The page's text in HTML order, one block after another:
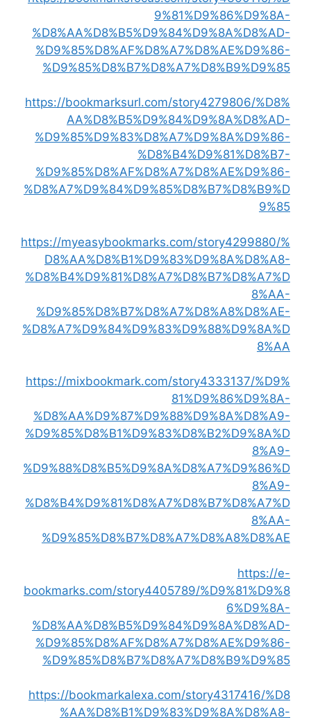
9%81%D9%86%D9%8A-
%D8%AA%D8%B5%D9%84%D9%8A%D8%AD-
%D9%85%D8%AF%D8%A7%D8%AE%D9%86-
%D9%85%D8%B7%D8%A7%D8%B9%D9%85
https://bookmarksurl.com/story4279806/%D8%
AA%D8%B5%D9%84%D9%8A%D8%AD-
%D9%85%D9%83%D8%A7%D9%8A%D9%86-
%D8%B4%D9%81%D8%B7-
%D9%85%D8%AF%D8%A7%D8%AE%D9%86-
%D8%A7%D9%84%D9%85%D8%B7%D8%B9%D
9%85
https://myeasybookmarks.com/story4299880/%
D8%AA%D8%B1%D9%83%D9%8A%D8%A8-
%D8%B4%D9%81%D8%A7%D8%B7%D8%A7%D
8%AA-
%D9%85%D8%B7%D8%A7%D8%A8%D8%AE-
%D8%A7%D9%84%D9%83%D9%88%D9%8A%D
8%AA
https://mixbookmark.com/story4333137/%D9%
81%D9%86%D9%8A-
%D8%AA%D9%87%D9%88%D9%8A%D8%A9-
%D9%85%D8%B1%D9%83%D8%B2%D9%8A%D
8%A9-
%D9%88%D8%B5%D9%8A%D8%A7%D9%86%D
8%A9-
%D8%B4%D9%81%D8%A7%D8%B7%D8%A7%D
8%AA-
%D9%85%D8%B7%D8%A7%D8%A8%D8%AE
https://e-
bookmarks.com/story4405789/%D9%81%D9%8
6%D9%8A-
%D8%AA%D8%B5%D9%84%D9%8A%D8%AD-
%D9%85%D8%AF%D8%A7%D8%AE%D9%86-
%D9%85%D8%B7%D8%A7%D8%B9%D9%85
https://bookmarkalexa.com/story4317416/%D8
%AA%D8%B1%D9%83%D9%8A%D8%A8-